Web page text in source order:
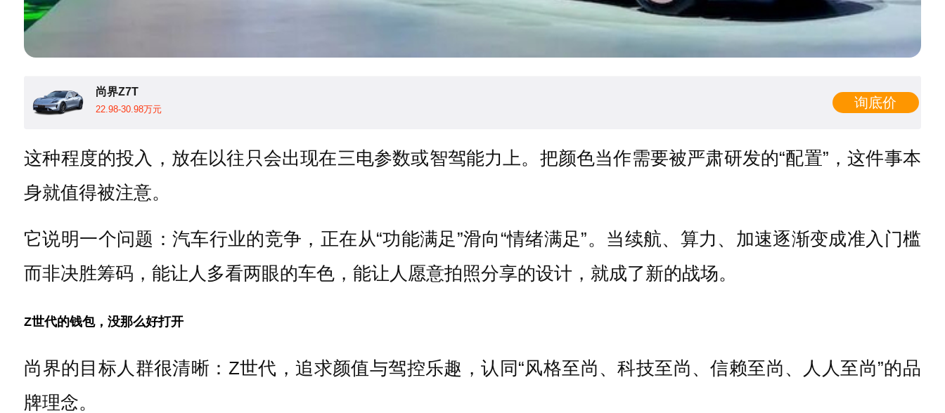
尚界Z7T
22.98-30.98万元 询底价
这种程度的投入，放在以往只会出现在三电参数或智驾能力上。把颜色当作需要被严肃研发的“配置”，这件事本
身就值得被注意。
它说明一个问题：汽车行业的竞争，正在从“功能满足”滑向“情绪满足”。当续航、算力、加速逐渐变成准入门槛
而非决胜筹码，能让人多看两眼的车色，能让人愿意拍照分享的设计，就成了新的战场。
Z世代的钱包，没那么好打开
尚界的目标人群很清晰：Z世代，追求颜值与驾控乐趣，认同“风格至尚、科技至尚、信赖至尚、人人至尚”的品
牌理念。